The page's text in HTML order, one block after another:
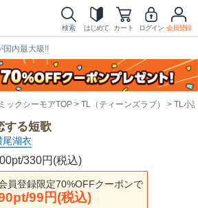
検索 はじめて カート ログイン 会員登録
国内最大級!!
ックシーモアTOP TL（ティーンズラブ） TL小
する短歌
尾湖衣
330円(税込)
員登録限定70%OFFクーポンで
99円(税込)